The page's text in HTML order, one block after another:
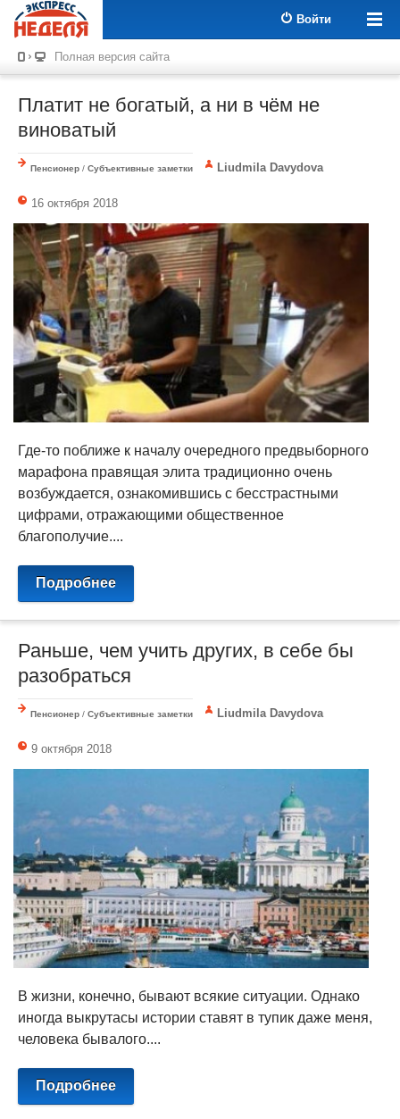
Войти
Полная версия сайта
Платит не богатый, а ни в чём не
виноватый
Пенсионер / Субъективные заметки Liudmila Davydova
16 октября 2018
Где-то поближе к началу очередного предвыборного
марафона правящая элита традиционно очень
возбуждается, ознакомившись с бесстрастными
цифрами, отражающими общественное
благополучие....
Подробнее
Раньше, чем учить других, в себе бы
разобраться
Пенсионер / Субъективные заметки Liudmila Davydova
9 октября 2018
В жизни, конечно, бывают всякие ситуации. Однако
иногда выкрутасы истории ставят в тупик даже меня,
человека бывалого....
Подробнее